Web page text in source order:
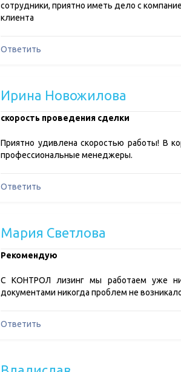
сотрудники, приятно иметь дело с
клиента
Ответить
Ирина Новожилова
скорость проведения сделки
Приятно удивлена скоростью работы! В
профессиональные менеджеры.
Ответить
Мария Светлова
Рекомендую
С КОНТРОЛ лизинг мы работаем уже ни
документами никогда проблем не
Ответить